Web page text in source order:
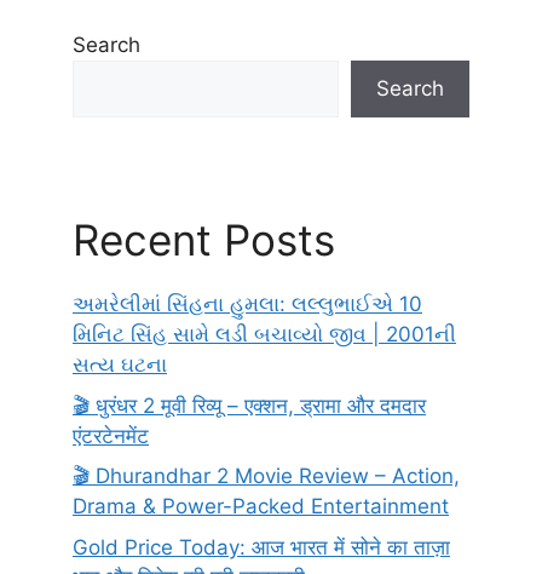
Search
Search
Recent Posts
અમરેલીમાં સિંહના હુમલા: લલ્લુભાઈએ 10
મિનિટ સિંહ સામે લડી બચાવ્યો જીવ | 2001ની
સત્ય ઘટના
🎬 धुरंधर 2 मूवी रिव्यू – एक्शन, ड्रामा और दमदार
एंटरटेनमेंट
🎬 Dhurandhar 2 Movie Review – Action,
Drama & Power-Packed Entertainment
Gold Price Today: आज भारत में सोने का ताज़ा